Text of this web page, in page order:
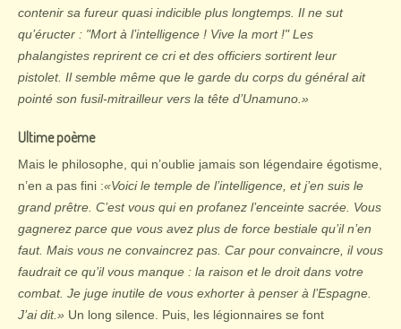
contenir sa fureur quasi indicible plus longtemps. Il ne sut
qu’éructer : "Mort à l’intelligence ! Vive la mort !" Les
phalangistes reprirent ce cri et des officiers sortirent leur
pistolet. Il semble même que le garde du corps du général ait
pointé son fusil-mitrailleur vers la tête d’Unamuno.»
Ultime poème
Mais le philosophe, qui n’oublie jamais son légendaire égotisme,
n’en a pas fini :«Voici le temple de l’intelligence, et j’en suis le
grand prêtre. C’est vous qui en profanez l’enceinte sacrée. Vous
gagnerez parce que vous avez plus de force bestiale qu’il n’en
faut. Mais vous ne convaincrez pas. Car pour convaincre, il vous
faudrait ce qu’il vous manque : la raison et le droit dans votre
combat. Je juge inutile de vous exhorter à penser à l’Espagne.
J’ai dit.» Un long silence. Puis, les légionnaires se font